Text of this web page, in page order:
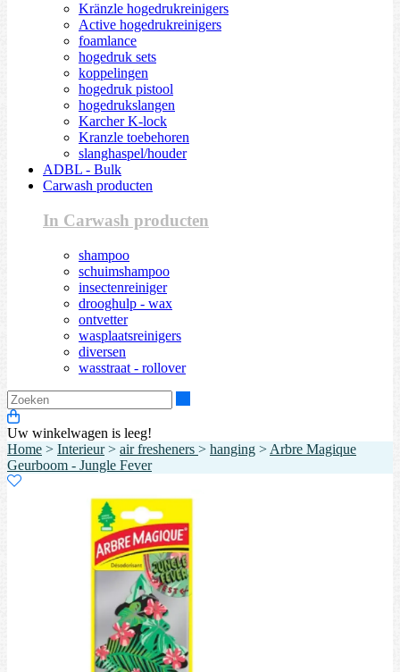
Kränzle hogedrukreinigers
Active hogedrukreinigers
foamlance
hogedruk sets
koppelingen
hogedruk pistool
hogedrukslangen
Karcher K-lock
Kranzle toebehoren
slanghaspel/houder
ADBL - Bulk
Carwash producten
In Carwash producten
shampoo
schuimshampoo
insectenreiniger
drooghulp - wax
ontvetter
wasplaatsreinigers
diversen
wasstraat - rollover
Uw winkelwagen is leeg!
Home > Interieur> air fresheners > hanging > Arbre Magique
Geurboom - Jungle Fever